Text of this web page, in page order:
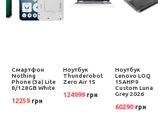
Смартфон
Nothing
Phone (3a) Lite
8/128GB White
12259 грн
Ноутбук
Thunderobot
Zero Air 15
124999 грн
Ноутбук
Lenovo LOQ
15AHP9
Custom Luna
Grey 2026
60290 грн